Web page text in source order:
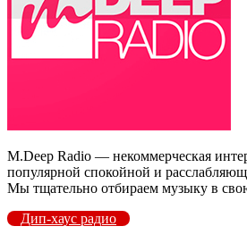
M.Deep Radio — некоммерческая
популярной спокойной и
Мы тщательно отбираем музыку в
Дип-хаус радио